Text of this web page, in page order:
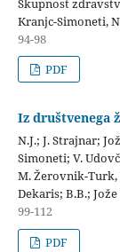
Kranjc-Simoneti,
94-98
PDF
Iz društvenega
N.J.; J. Strajnar;
Simoneti; V.
M. Žerovnik-Turk,
Dekaris; B.B.;
99-112
PDF